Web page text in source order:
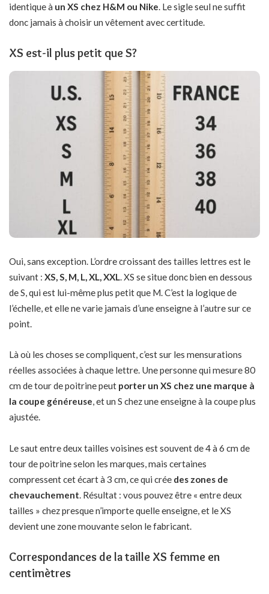
identique à un XS chez H&M ou Nike. Le sigle seul ne suffit
donc jamais à choisir un vêtement avec certitude.
XS est-il plus petit que S?
Oui, sans exception. L’ordre croissant des tailles lettres est le
suivant : XS, S, M, L, XL, XXL. XS se situe donc bien en dessous
de S, qui est lui-même plus petit que M. C’est la logique de
l’échelle, et elle ne varie jamais d’une enseigne à l’autre sur ce
point.
Là où les choses se compliquent, c’est sur les mensurations
réelles associées à chaque lettre. Une personne qui mesure 80
cm de tour de poitrine peut porter un XS chez une marque à
la coupe généreuse, et un S chez une enseigne à la coupe plus
ajustée.
Le saut entre deux tailles voisines est souvent de 4 à 6 cm de
tour de poitrine selon les marques, mais certaines
compressent cet écart à 3 cm, ce qui crée des zones de
chevauchement. Résultat : vous pouvez être « entre deux
tailles » chez presque n’importe quelle enseigne, et le XS
devient une zone mouvante selon le fabricant.
Correspondances de la taille XS femme en
centimètres